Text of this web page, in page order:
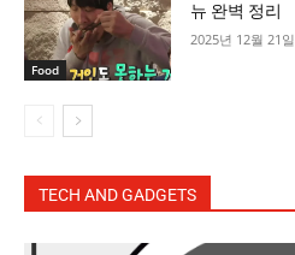
Food
뉴 완벽 정리
2025년 12월 21일
TECH AND GADGETS